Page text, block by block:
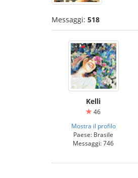
Messaggi: 518
Kelli
46
Mostra il profilo
Paese: Brasile
Messaggi: 746